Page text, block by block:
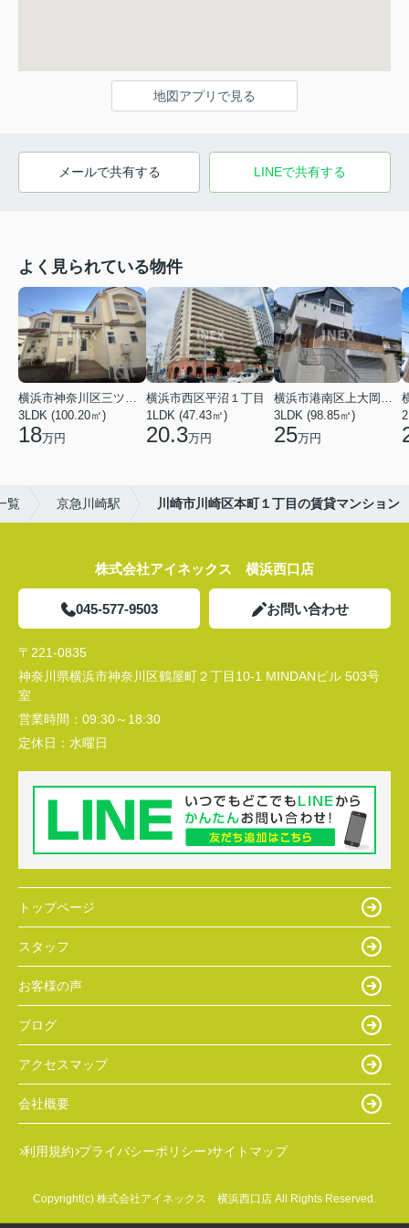
地図アプリで見る
メールで共有する LINEで共有する
よく見られている物件
横浜市神奈川区三ツ沢上町
3LDK (100.20㎡)
18万円
横浜市西区平沼１丁目
1LDK (47.43㎡)
20.3万円
横浜市港南区上大岡東２丁目
3LDK (98.85㎡)
25万円
覧 京急川崎駅 川崎市川崎区本町１丁目の賃貸マンション
株式会社アイネックス 横浜西口店
045-577-9503 お問い合わせ
〒221-0835
神奈川県横浜市神奈川区鶴屋町２丁目10-1 MINDANビル 503号
室
営業時間： 09:30～18:30
定休日： 水曜日
トップページ
スタッフ
お客様の声
ブログ
アクセスマップ
会社概要
利用規約 プライバシーポリシー サイトマップ
Copyright(c) 株式会社アイネックス 横浜西口店 All Rights Reserved.